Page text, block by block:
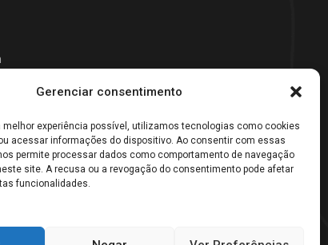
Gerenciar consentimento
melhor experiência possível, utilizamos tecnologias como cookies
acessar informações do dispositivo. Ao consentir com essas
permite processar dados como comportamento de navegação
site. A recusa ou a revogação do consentimento pode afetar
funcionalidades.